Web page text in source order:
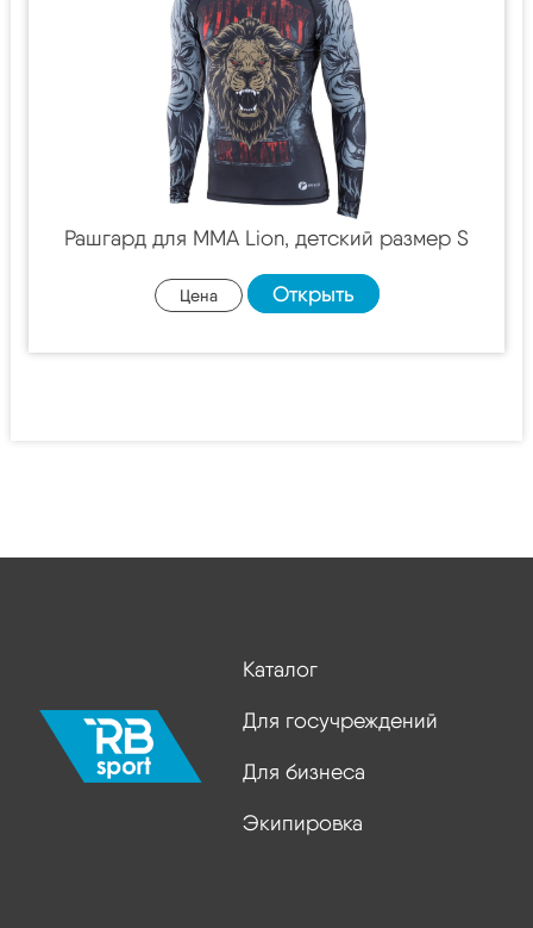
Рашгард для MMA Lion, детский размер S
Цена Открыть
Каталог
Для госучреждений
Для бизнеса
Экипировка